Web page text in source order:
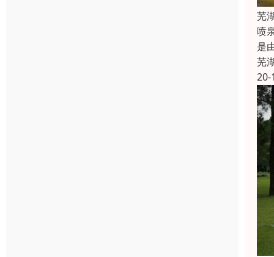
芜
喷
是
芜
20-